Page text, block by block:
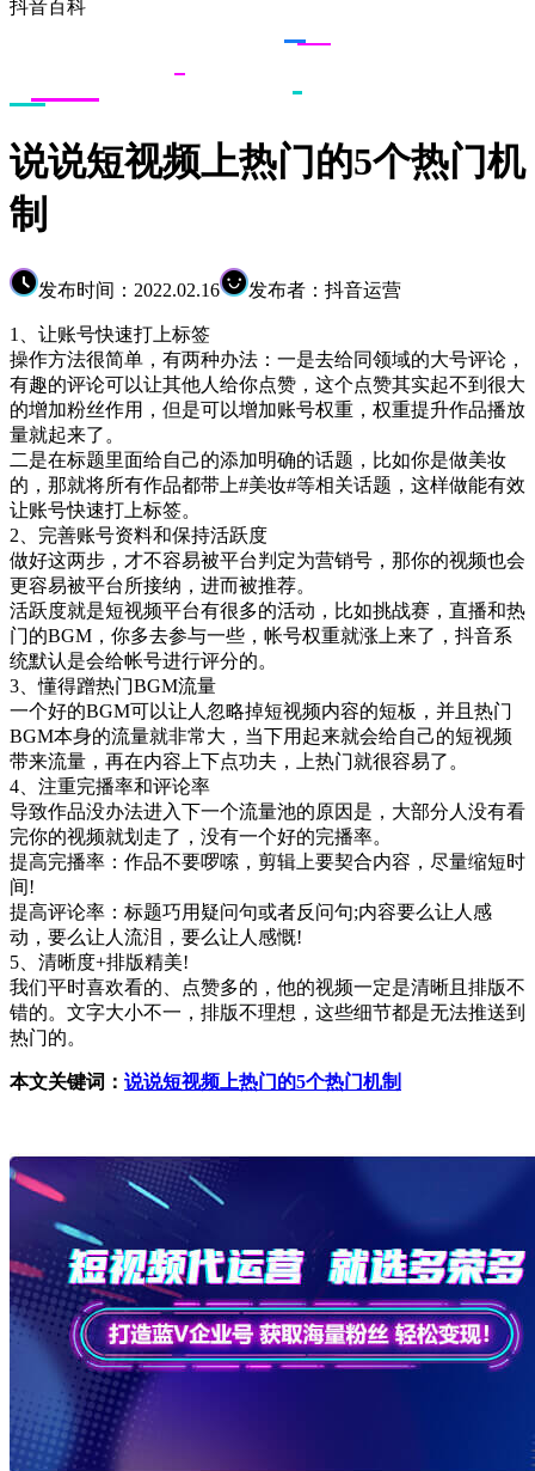
抖音百科
说说短视频上热门的5个热门机
制
发布时间：2022.02.16 发布者：抖音运营
1、让账号快速打上标签
操作方法很简单，有两种办法：一是去给同领域的大号评论，
有趣的评论可以让其他人给你点赞，这个点赞其实起不到很大
的增加粉丝作用，但是可以增加账号权重，权重提升作品播放
量就起来了。
二是在标题里面给自己的添加明确的话题，比如你是做美妆
的，那就将所有作品都带上#美妆#等相关话题，这样做能有效
让账号快速打上标签。
2、完善账号资料和保持活跃度
做好这两步，才不容易被平台判定为营销号，那你的视频也会
更容易被平台所接纳，进而被推荐。
活跃度就是短视频平台有很多的活动，比如挑战赛，直播和热
门的BGM，你多去参与一些，帐号权重就涨上来了，抖音系
统默认是会给帐号进行评分的。
3、懂得蹭热门BGM流量
一个好的BGM可以让人忽略掉短视频内容的短板，并且热门
BGM本身的流量就非常大，当下用起来就会给自己的短视频
带来流量，再在内容上下点功夫，上热门就很容易了。
4、注重完播率和评论率
导致作品没办法进入下一个流量池的原因是，大部分人没有看
完你的视频就划走了，没有一个好的完播率。
提高完播率：作品不要啰嗦，剪辑上要契合内容，尽量缩短时
间!
提高评论率：标题巧用疑问句或者反问句;内容要么让人感
动，要么让人流泪，要么让人感慨!
5、清晰度+排版精美!
我们平时喜欢看的、点赞多的，他的视频一定是清晰且排版不
错的。文字大小不一，排版不理想，这些细节都是无法推送到
热门的。
本文关键词： 说说短视频上热门的5个热门机制